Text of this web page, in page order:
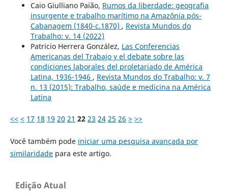
Caio Giulliano Paião, Rumos da liberdade: geografia
insurgente e trabalho marítimo na Amazônia pós-
Cabanagem (1840-c.1870) , Revista Mundos do
Trabalho: v. 14 (2022)
Patricio Herrera González, Las Conferencias
Americanas del Trabajo y el debate sobre las
condiciones laborales del proletariado de América
Latina, 1936-1946 , Revista Mundos do Trabalho: v. 7
n. 13 (2015): Trabalho, saúde e medicina na América
Latina
<< < 17 18 19 20 21 22 23 24 25 26 > >>
Você também pode iniciar uma pesquisa avançada por
similaridadepara este artigo.
Edição Atual